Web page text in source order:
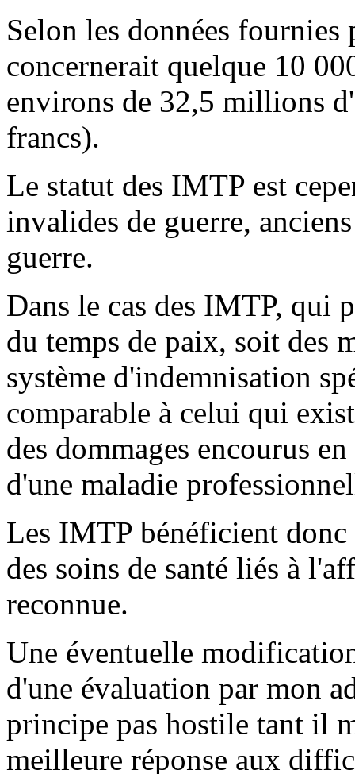
Selon les données
concernerait quelque 10
environs de 32,5 millions
francs).
Le statut des IMTP est
invalides de guerre,
guerre.
Dans le cas des IMTP, qui
du temps de paix, soit des
système d'indemnisation
comparable à celui qui
des dommages encourus
d'une maladie
Les IMTP bénéficient donc
des soins de santé liés à
reconnue.
Une éventuelle
d'une évaluation par mon
principe pas hostile tant il
meilleure réponse aux